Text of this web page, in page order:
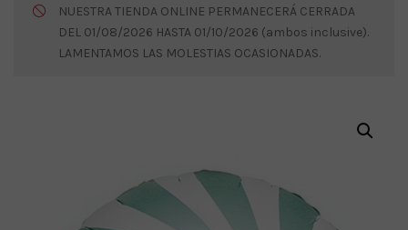
NUESTRA TIENDA ONLINE PERMANECERÁ CERRADA
DEL 01/08/2026 HASTA 01/10/2026 (ambos inclusive).
LAMENTAMOS LAS MOLESTIAS OCASIONADAS.